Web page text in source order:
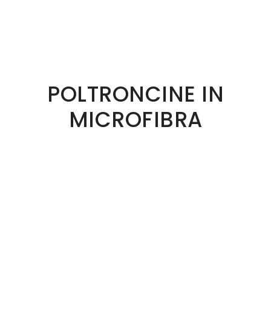
POLTRONCINE IN
MICROFIBRA